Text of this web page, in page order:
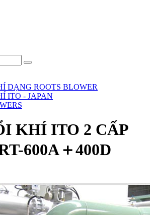
DẠNG ROOTS BLOWER
ITO - JAPAN
KHÍ ITO 2 CẤP
600A＋400D